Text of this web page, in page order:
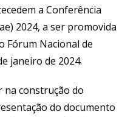
a Conferência
2024, a ser promovida
Fórum Nacional de
janeiro de 2024.
na construção do
do documento